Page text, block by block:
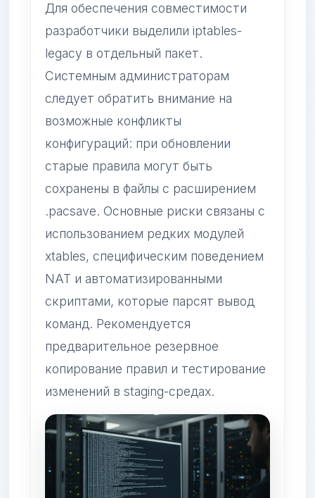
Для обеспечения совместимости
разработчики выделили iptables-
legacy в отдельный пакет.
Системным администраторам
следует обратить внимание на
возможные конфликты
конфигураций: при обновлении
старые правила могут быть
сохранены в файлы с расширением
.pacsave. Основные риски связаны с
использованием редких модулей
xtables, специфическим поведением
NAT и автоматизированными
скриптами, которые парсят вывод
команд. Рекомендуется
предварительное резервное
копирование правил и тестирование
изменений в staging-средах.